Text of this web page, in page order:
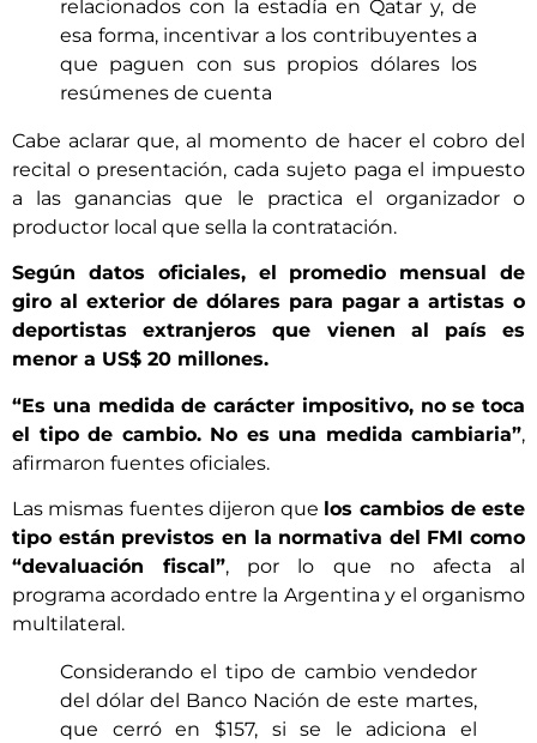
relacionados con la estadía en Qatar y, de
esa forma, incentivar a los contribuyentes a
que paguen con sus propios dólares los
resúmenes de cuenta
Cabe aclarar que, al momento de hacer el cobro del
recital o presentación, cada sujeto paga el impuesto
a las ganancias que le practica el organizador o
productor local que sella la contratación.
Según datos oficiales, el promedio mensual de
giro al exterior de dólares para pagar a artistas o
deportistas extranjeros que vienen al país es
menor a US$ 20 millones.
“Es una medida de carácter impositivo, no se toca
el tipo de cambio. No es una medida cambiaria”,
afirmaron fuentes oficiales.
Las mismas fuentes dijeron que los cambios de este
tipo están previstos en la normativa del FMI como
“devaluación fiscal”, por lo que no afecta al
programa acordado entre la Argentina y el organismo
multilateral.
Considerando el tipo de cambio vendedor
del dólar del Banco Nación de este martes,
que cerró en $157, si se le adiciona el